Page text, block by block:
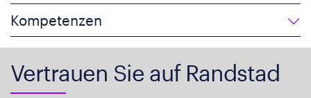
Kompetenzen
Vertrauen Sie auf Randstad